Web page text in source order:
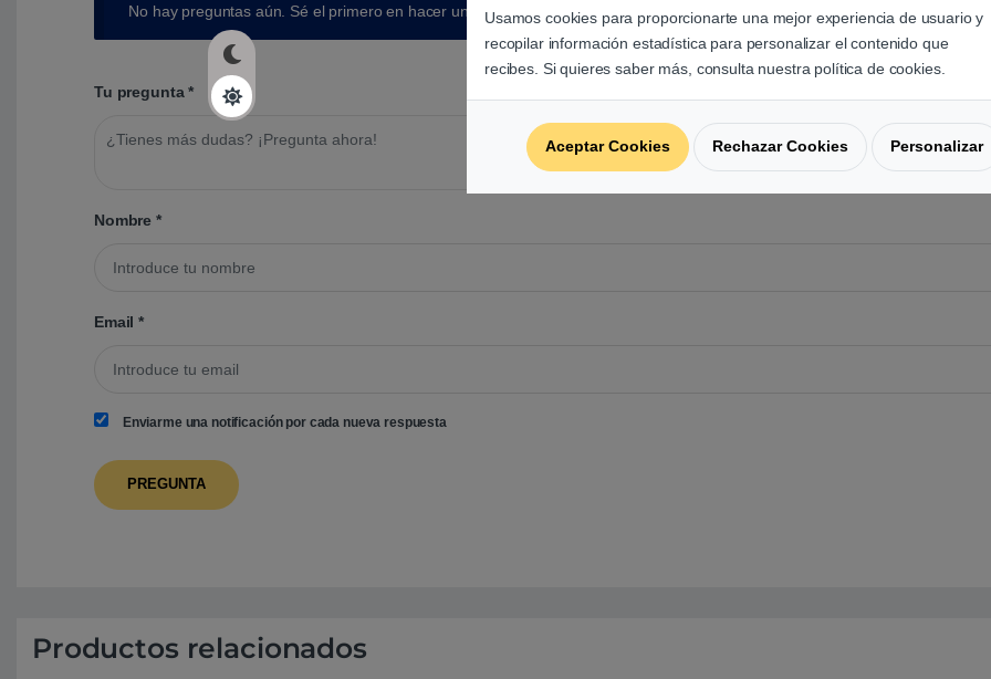
No hay preguntas aún. Sé el primero en hacer una pregunta acerca de este producto.
Tu pregunta*
Nombre*
Email*
Enviarme una notificación por cada nueva respuesta
Productos relacionados
Usamos cookies para proporcionarte una mejor experiencia de usuario y
recopilar información estadística para personalizar el contenido que
recibes. Si quieres saber más, consulta nuestra política de cookies.
Aceptar Cookies Rechazar Cookies Personalizar